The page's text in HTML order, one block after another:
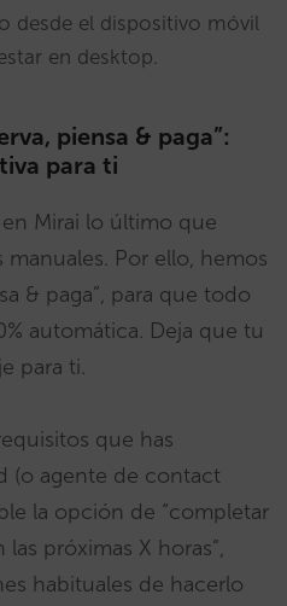
desde el dispositivo móvil
en desktop.
piensa & paga”:
para ti
Mirai lo último que
Por ello, hemos
& paga”, para que todo
automática. Deja que tu
para ti.
que has
(o agente de contact
la opción de “completar
próximas X horas”,
habituales de hacerlo